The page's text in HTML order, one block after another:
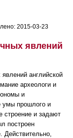
2015-03-23
явлений
английской
археологи и
и
умы прошлого и
строение и задают
построен
Действительно,